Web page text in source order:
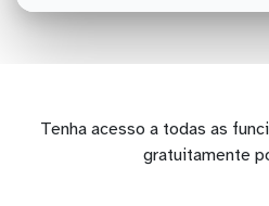
Tenha acesso a todas as
gratuitamente